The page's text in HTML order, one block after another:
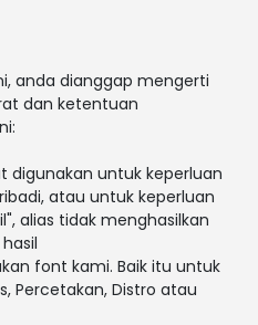
anda dianggap mengerti
dan ketentuan
digunakan untuk keperluan
atau untuk keperluan
alias tidak menghasilkan
font kami. Baik itu untuk
Percetakan, Distro atau